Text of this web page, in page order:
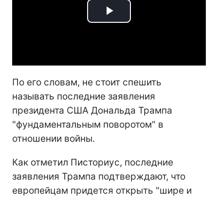
Play
По его словам, не стоит спешить
называть последние заявления
президента США Дональда Трампа
"фундаментальным поворотом" в
отношении войны.
Как отметил Писториус, последние
заявления Трампа подтверждают, что
европейцам придется открыть "шире и